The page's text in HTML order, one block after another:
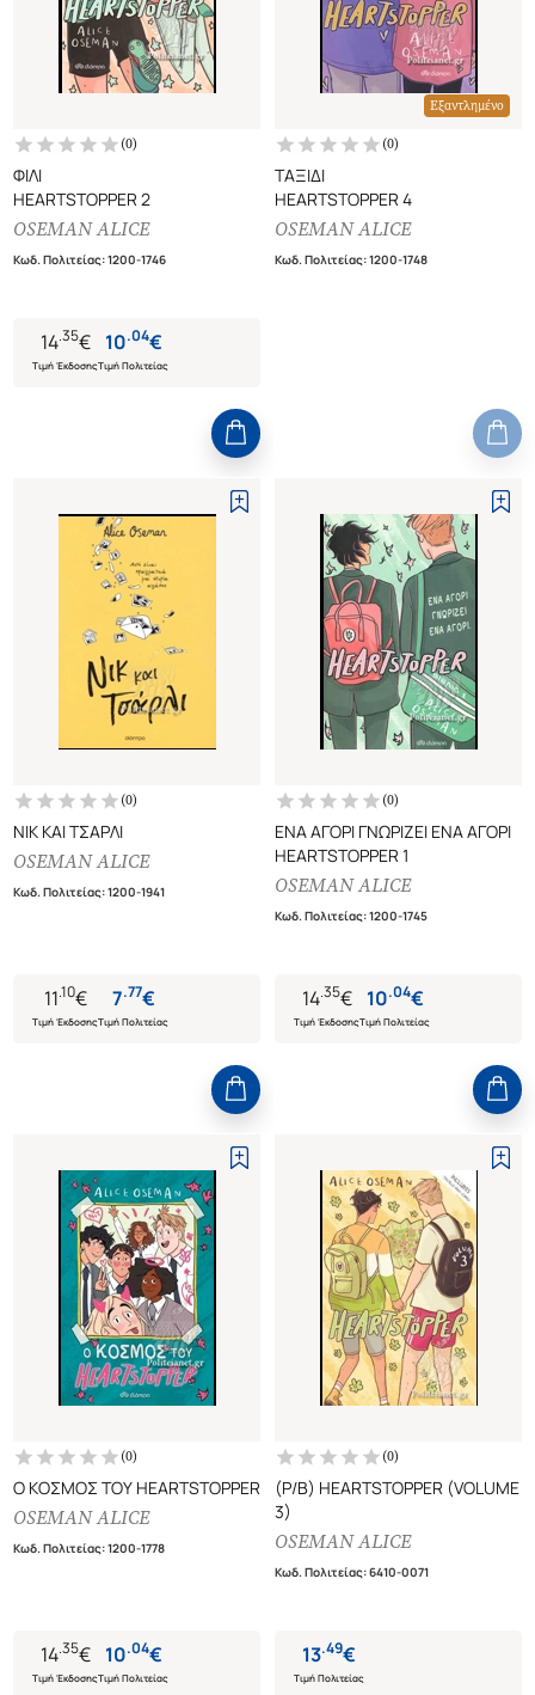
(0)
ΦΙΛΙ
HEARTSTOPPER 2
OSEMAN ALICE
Κωδ. Πολιτείας:1200-1746
14.35€
Τιμή Έκδοσης
10.04€
Τιμή Πολιτείας
Εξαντλημένο
(0)
ΤΑΞΙΔΙ
HEARTSTOPPER 4
OSEMAN ALICE
Κωδ. Πολιτείας:1200-1748
(0)
ΝΙΚ ΚΑΙ ΤΣΑΡΛΙ
OSEMAN ALICE
Κωδ. Πολιτείας:1200-1941
11.10€
Τιμή Έκδοσης
7.77€
Τιμή Πολιτείας
(0)
ΕΝΑ ΑΓΟΡΙ ΓΝΩΡΙΖΕΙ ΕΝΑ ΑΓΟΡΙ
HEARTSTOPPER 1
OSEMAN ALICE
Κωδ. Πολιτείας:1200-1745
14.35€
Τιμή Έκδοσης
10.04€
Τιμή Πολιτείας
(0)
Ο ΚΟΣΜΟΣ ΤΟΥ HEARTSTOPPER
OSEMAN ALICE
Κωδ. Πολιτείας:1200-1778
14.35€
Τιμή Έκδοσης
10.04€
Τιμή Πολιτείας
(0)
(P/B) HEARTSTOPPER (VOLUME
3)
OSEMAN ALICE
Κωδ. Πολιτείας:6410-0071
13.49€
Τιμή Πολιτείας